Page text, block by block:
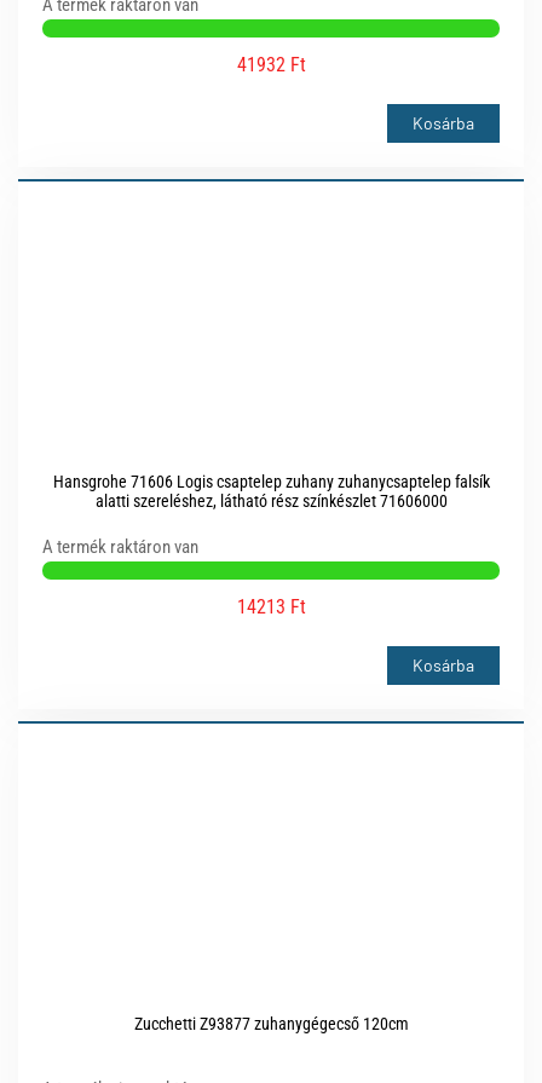
A termék raktáron van
41932 Ft
Kosárba
Hansgrohe 71606 Logis csaptelep zuhany zuhanycsaptelep falsík
alatti szereléshez, látható rész színkészlet 71606000
A termék raktáron van
14213 Ft
Kosárba
Zucchetti Z93877 zuhanygégecső 120cm